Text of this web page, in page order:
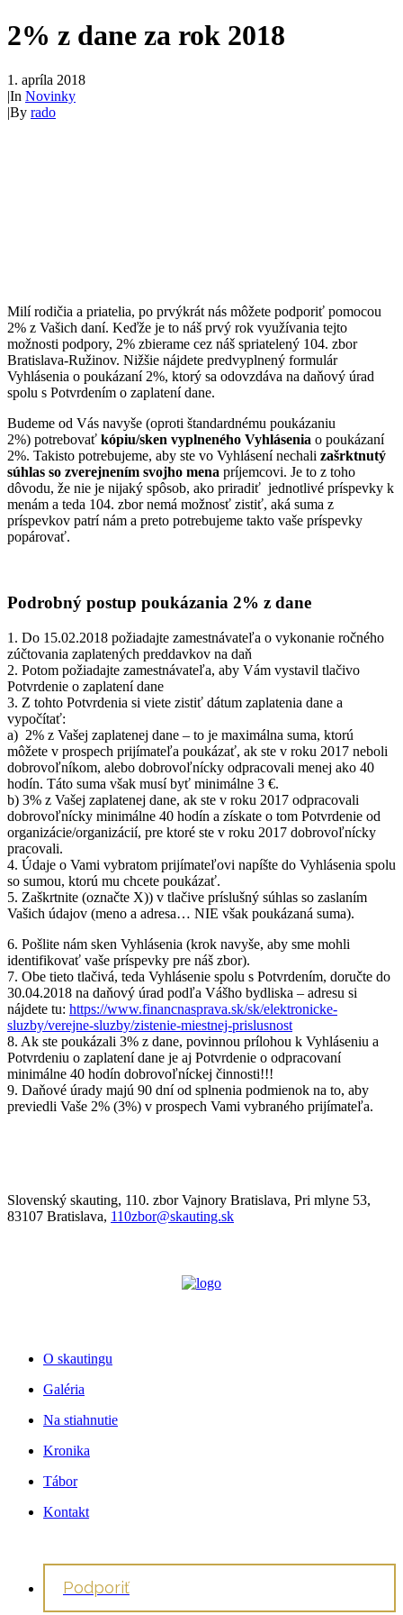
2% z dane za rok 2018
1. apríla 2018
|In Novinky
|By rado
Milí rodičia a priatelia, po prvýkrát nás môžete podporiť pomocou
2% z Vašich daní. Keďže je to náš prvý rok využívania tejto
možnosti podpory, 2% zbierame cez náš spriatelený 104. zbor
Bratislava-Ružinov. Nižšie nájdete predvyplnený formulár
Vyhlásenia o poukázaní 2%, ktorý sa odovzdáva na daňový úrad
spolu s Potvrdením o zaplatení dane.
Budeme od Vás navyše (oproti štandardnému poukázaniu
2%) potrebovať kópiu/sken vyplneného Vyhlásenia o poukázaní
2%. Takisto potrebujeme, aby ste vo Vyhlásení nechali zašrktnutý
súhlas so zverejnením svojho mena príjemcovi. Je to z toho
dôvodu, že nie je nijaký spôsob, ako priradiť jednotlivé príspevky k
menám a teda 104. zbor nemá možnosť zistiť, aká suma z
príspevkov patrí nám a preto potrebujeme takto vaše príspevky
popárovať.
Podrobný postup poukázania 2% z dane
1. Do 15.02.2018 požiadajte zamestnávateľa o vykonanie ročného
zúčtovania zaplatených preddavkov na daň
2. Potom požiadajte zamestnávateľa, aby Vám vystavil tlačivo
Potvrdenie o zaplatení dane
3. Z tohto Potvrdenia si viete zistiť dátum zaplatenia dane a
vypočítať:
a) 2% z Vašej zaplatenej dane – to je maximálna suma, ktorú
môžete v prospech prijímateľa poukázať, ak ste v roku 2017 neboli
dobrovoľníkom, alebo dobrovoľnícky odpracovali menej ako 40
hodín. Táto suma však musí byť minimálne 3 €.
b) 3% z Vašej zaplatenej dane, ak ste v roku 2017 odpracovali
dobrovoľnícky minimálne 40 hodín a získate o tom Potvrdenie od
organizácie/organizácií, pre ktoré ste v roku 2017 dobrovoľnícky
pracovali.
4. Údaje o Vami vybratom prijímateľovi napíšte do Vyhlásenia spolu
so sumou, ktorú mu chcete poukázať.
5. Zaškrtnite (označte X)) v tlačive príslušný súhlas so zaslaním
Vašich údajov (meno a adresa… NIE však poukázaná suma).
6. Pošlite nám sken Vyhlásenia (krok navyše, aby sme mohli
identifikovať vaše príspevky pre náš zbor).
7. Obe tieto tlačivá, teda Vyhlásenie spolu s Potvrdením, doručte do
30.04.2018 na daňový úrad podľa Vášho bydliska – adresu si
nájdete tu: https://www.financnasprava.sk/sk/elektronicke-
sluzby/verejne-sluzby/zistenie-miestnej-prislusnost
8. Ak ste poukázali 3% z dane, povinnou prílohou k Vyhláseniu a
Potvrdeniu o zaplatení dane je aj Potvrdenie o odpracovaní
minimálne 40 hodín dobrovoľníckej činnosti!!!
9. Daňové úrady majú 90 dní od splnenia podmienok na to, aby
previedli Vaše 2% (3%) v prospech Vami vybraného prijímateľa.
Slovenský skauting, 110. zbor Vajnory Bratislava, Pri mlyne 53,
83107 Bratislava, 110zbor@skauting.sk
O skautingu
Galéria
Na stiahnutie
Kronika
Tábor
Kontakt
Podporiť